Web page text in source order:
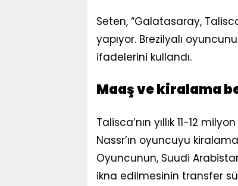
Seten, “Galatasaray,
yapıyor. Brezilyalı
ifadelerini kullandı.
Maaş ve kiralama
Talisca’nın yıllık 11-12
Nassr’ın oyuncuyu
Oyuncunun, Suudi
ikna edilmesinin transfer